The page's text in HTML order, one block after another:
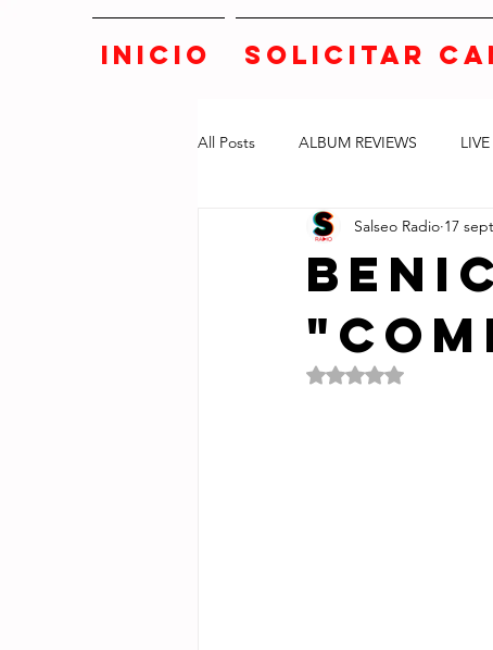
INICIO SOLICITAR
All Posts ALBUM REVIEWS
Salseo Radio 17
Obtuvo NaN de 5